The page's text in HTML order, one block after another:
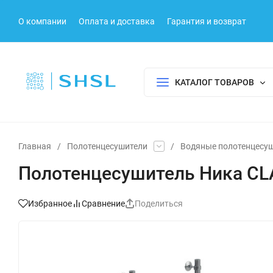
О компании Оплата и доставка Гарантия и возврат
КАТАЛОГ ТОВАРОВ
Главная / Полотенцесушители / Водяные
Полотенцесушитель Ника
Избранное Сравнение Поделиться